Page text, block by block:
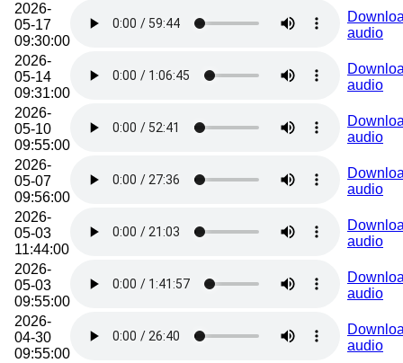
2026-
05-17
09:30:00
audio
2026-
05-14
09:31:00
audio
2026-
05-10
09:55:00
audio
2026-
05-07
09:56:00
audio
2026-
05-03
11:44:00
audio
2026-
05-03
09:55:00
audio
2026-
04-30
09:55:00
audio